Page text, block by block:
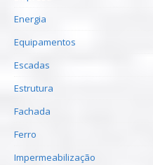
Energia
Equipamentos
Escadas
Estrutura
Fachada
Ferro
Impermeabilização